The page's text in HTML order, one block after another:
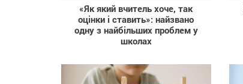
«Як який вчитель хоче, так
оцінки і ставить»: найзвано
одну з найбільших проблем у
школах